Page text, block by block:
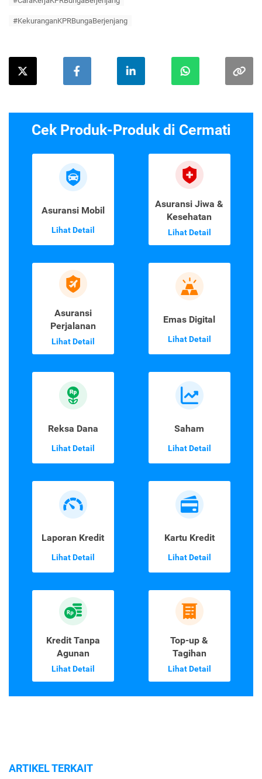
#KekuranganKPRBungaBerjenjang
Cek Produk-Produk di Cermati
Asuransi Mobil
Lihat Detail
Asuransi Jiwa &
Kesehatan
Lihat Detail
Asuransi
Perjalanan
Lihat Detail
Emas Digital
Lihat Detail
Reksa Dana
Lihat Detail
Saham
Lihat Detail
Laporan Kredit
Lihat Detail
Kartu Kredit
Lihat Detail
Kredit Tanpa
Agunan
Lihat Detail
Top-up &
Tagihan
Lihat Detail
ARTIKEL TERKAIT